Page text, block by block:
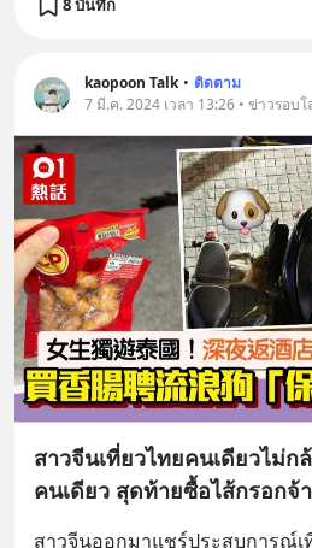
8 บันทึก
kaopoon Talk • ติดตาม
7 มี.ค. 2024 เวลา 13:26 • ข่าวรอบโ
สาวจีนเที่ยวไทยคนเดียวไม่ก
คนเดียว สุดท้ายซื้อไส้กรอกจ้
สาวจีนออกมาแชร์ประสบการณ์เ